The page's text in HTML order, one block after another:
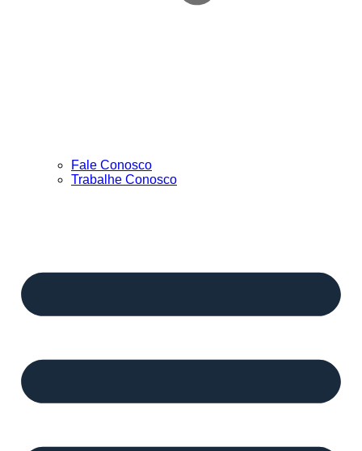
Fale Conosco
Trabalhe Conosco